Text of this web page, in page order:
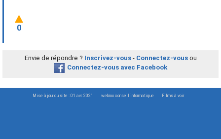
0
Envie de répondre ? Inscrivez-vous- Connectez-vousou
Connectez-vous avec Facebook
Mise à jour du site : 01 avr. 2021 webrox conseil informatique Films à voir